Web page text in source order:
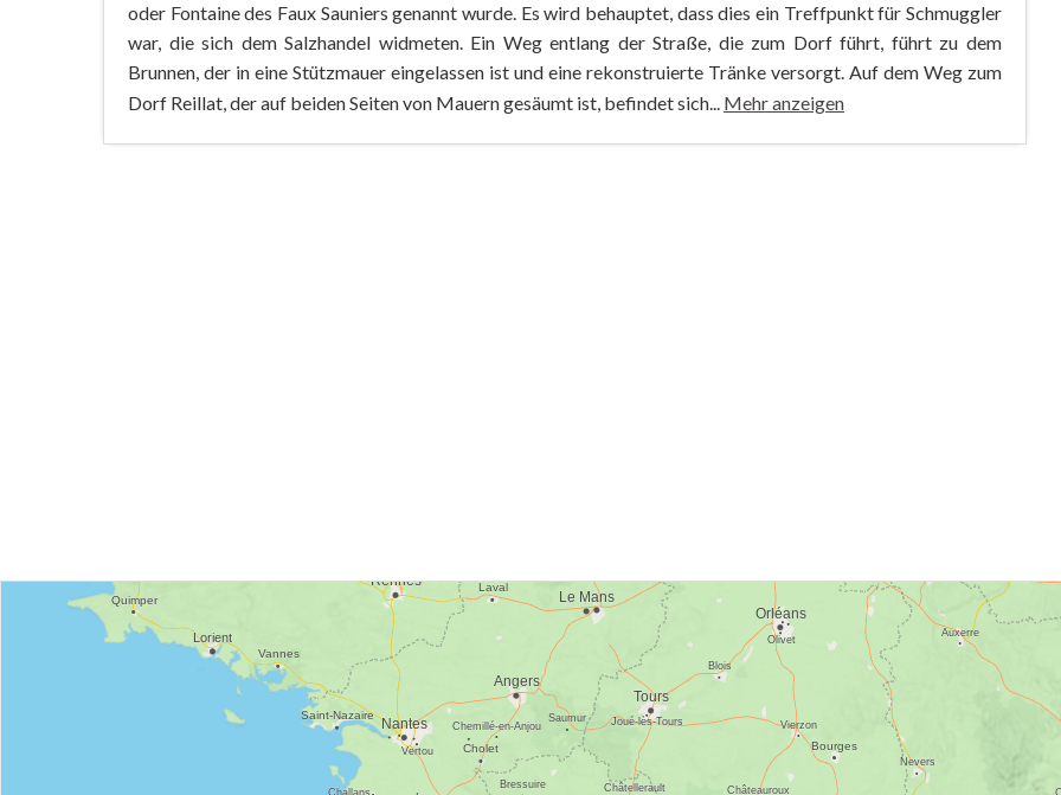
oder Fontaine des Faux Sauniers genannt wurde. Es wird behauptet, dass dies ein Treffpunkt für Schmuggler
war, die sich dem Salzhandel widmeten. Ein Weg entlang der Straße, die zum Dorf führt, führt zu dem
Brunnen, der in eine Stützmauer eingelassen ist und eine rekonstruierte Tränke versorgt. Auf dem Weg zum
Dorf Reillat, der auf beiden Seiten von Mauern gesäumt ist, befindet sich... Mehr anzeigen